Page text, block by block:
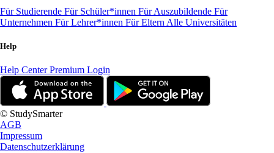
Für Studierende Für Schüler*innen Für Auszubildende Für
Unternehmen Für Lehrer*innen Für Eltern Alle Universitäten
Help
Help CenterPremium Login
© StudySmarter
AGB
Impressum
Datenschutzerklärung